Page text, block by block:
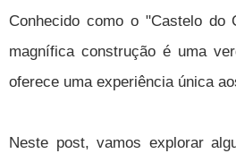
Conhecido como o "Castelo do
magnífica construção é uma
oferece uma experiência única
Neste post, vamos explorar